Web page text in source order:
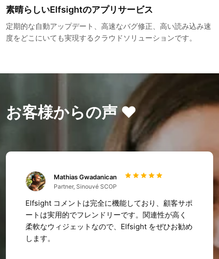
素晴らしいElfsightのアプリサービス
定期的な自動アップデート、高速なバグ修正、高い読み込み速
度をどこにいても実現するクラウドソリューションです。
お客様からの声 ❤️
Mathias Gwadanican
Partner, Sinouvé SCOP
Elfsight コメントは完全に機能しており、顧客サポ
ートは実用的でフレンドリーです。関連性が高く
柔軟なウィジェットなので、Elfsight をぜひお勧め
します。